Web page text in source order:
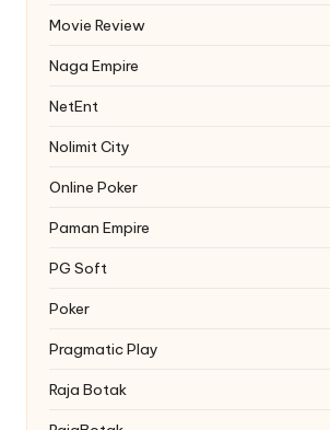
Movie Review
Naga Empire
NetEnt
Nolimit City
Online Poker
Paman Empire
PG Soft
Poker
Pragmatic Play
Raja Botak